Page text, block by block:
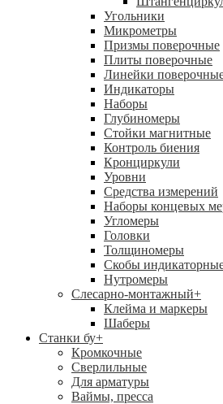
Угольники
Микрометры
Призмы поверочные
Плиты поверочные
Линейки
Индикаторы
Наборы
Глубиномеры
Стойки магнитные
Контроль биения
Кронциркули
Уровни
Средства измерений
Наборы концевых
Угломеры
Головки
Толщиномеры
Скобы
Нутромеры
Слесарно-монтажный+
Клейма и маркеры
Шаберы
Станки бу+
Кромкочные
Сверлильные
Для арматуры
Ваймы, пресса